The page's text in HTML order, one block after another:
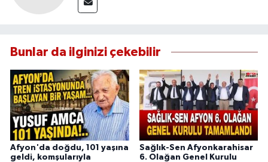
Bunlar da ilginizi çekebilir
Afyon'da doğdu, 101 yaşına
geldi, komşularıyla
Sağlık-Sen Afyonkarahisar
6. Olağan Genel Kurulu